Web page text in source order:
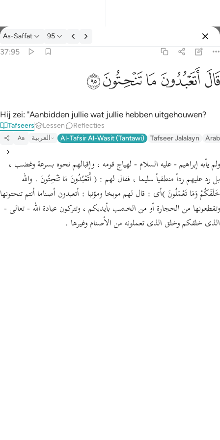
Tafseer: As-Saffat 37:95
As-Saffat 95
37:95
ﲟﲠﲡﲢﲣ
Hij zei: "Aanbidden jullie wat jullie hebben uitgehouwen?
Tafseers Lessen Reflecties
Aa العربية Al-Tafsir Al-Wasit (Tantawi) Tafseer Jalalayn
ولم يأبه إبراهيم - عليه السلام - لهياج قومه ، وإقبالهم نحوه بسرعة وغضب ،
بل رد عليهم رداً منطقياً سليما ، فقال لهم : ( أَتَعْبُدُونَ مَا تَنْحِتُونَ . والله
خَلَقَكُمْ وَمَا تَعْمَلُونَ )أى : قال لهم موبخا ومؤنبا : أتعبدون أصناما أنتم تنحتونها
وتقطعونها من الحجارة أو من الخشب بأيديكم ، وتتركون عبادة الله - تعالى -
الذى خلقكم وخلق الذى تعملونه من الأصنام وغيرها .